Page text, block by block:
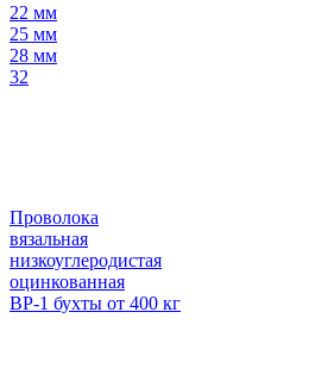
22 мм
25 мм
28 мм
32
Проволока
вязальная
низкоуглеродистая
оцинкованная
ВР-1 бухты от 400 кг